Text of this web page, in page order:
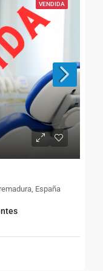
VENDIDA
España